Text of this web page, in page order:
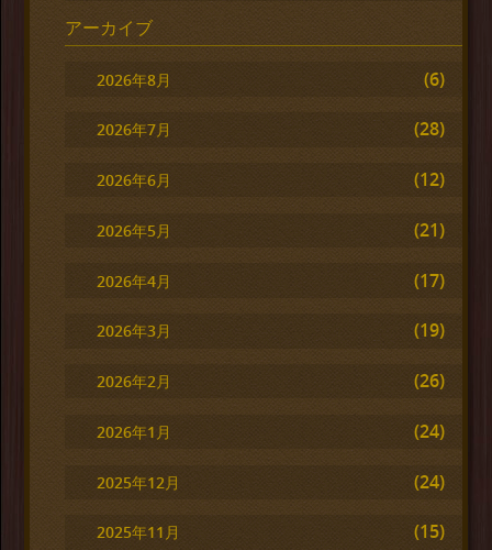
アーカイブ
2026年8月 (6)
2026年7月 (28)
2026年6月 (12)
2026年5月 (21)
2026年4月 (17)
2026年3月 (19)
2026年2月 (26)
2026年1月 (24)
2025年12月 (24)
2025年11月 (15)